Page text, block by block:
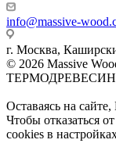
info@massive-
г. Москва,
© 2026 Massive
Оставаясь на
Чтобы отказаться
cookies в